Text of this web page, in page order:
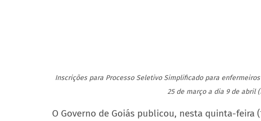
Inscrições para Processo Seletivo Simplificado para
25 de março a dia 9 de abril
O Governo de Goiás publicou, nesta quinta-feira